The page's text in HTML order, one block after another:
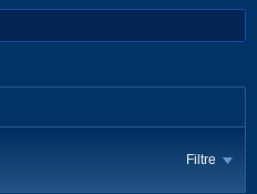
Filtre